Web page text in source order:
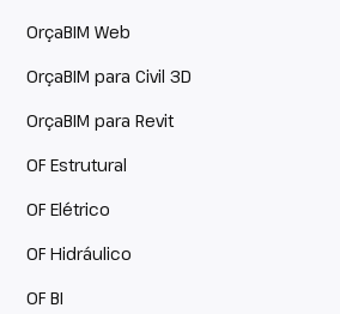
OrçaBIM Web
OrçaBIM para Civil 3D
OrçaBIM para Revit
OF Estrutural
OF Elétrico
OF Hidráulico
OF BI